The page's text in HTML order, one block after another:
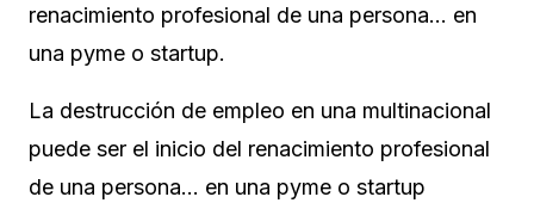
renacimiento profesional de una persona… en
una pyme o startup.
La destrucción de empleo en una multinacional
puede ser el inicio del renacimiento profesional
de una persona… en una pyme o startup